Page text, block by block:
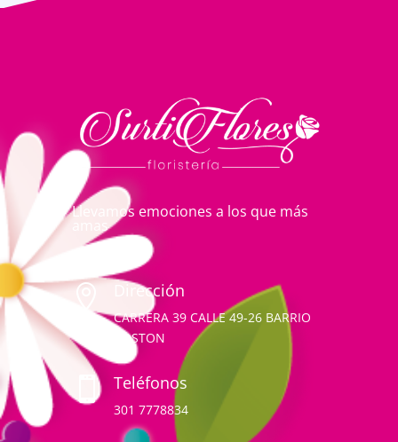
Llevamos emociones a los que más
amas
 Dirección
CARRERA 39 CALLE 49-26 BARRIO
BOSTON
 Teléfonos
301 7778834